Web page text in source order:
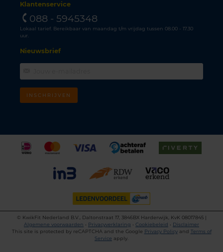
Klantenservice
088 - 5945348
Lokaal tarief. Bereikbaar van maandag t/m vrijdag tussen 08.00 - 17.30
uur.
Nieuwsbrief
INSCHRIJVEN
©
KwikFit Nederland B.V., Daltonstraat 17, 3846BX Harderwijk, KvK 08017845 |
Algemene voorwaarden • Privacyverklaring • Cookiebeleid • Disclaimer
This site is protected by reCAPTCHA and the Google Privacy Policyand Terms of
Service apply.